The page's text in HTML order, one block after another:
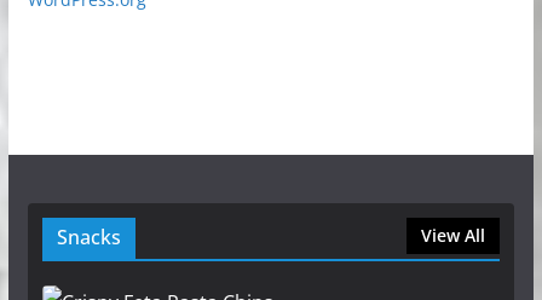
Snacks View All